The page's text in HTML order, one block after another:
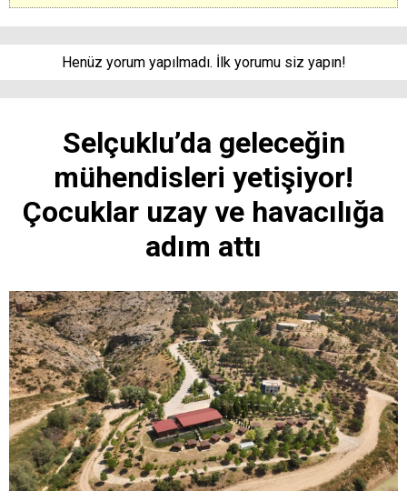
Henüz yorum yapılmadı. İlk yorumu siz yapın!
Selçuklu’da geleceğin
mühendisleri yetişiyor!
Çocuklar uzay ve havacılığa
adım attı